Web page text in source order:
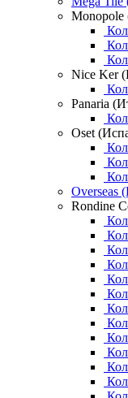
Nice Ker
Panaria
Oset
Overseas
Rondine